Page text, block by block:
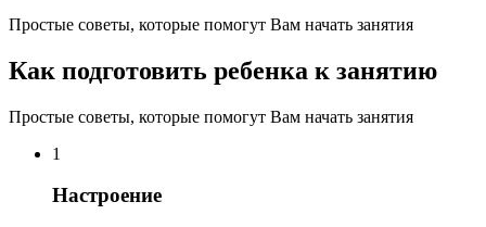
Простые советы, которые помогут Вам начать занятия
Как подготовить ребенка к занятию
Простые советы, которые помогут Вам начать занятия
1
Настроение